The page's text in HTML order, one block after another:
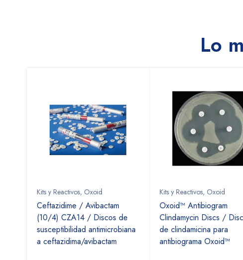
Lo
Kits y Reactivos, Oxoid
Ceftazidime / Avibactam
(10/4) CZA14 / Discos de
susceptibilidad antimicrobiana
a ceftazidima/avibactam
Kits y Reactivos, Oxoid
Oxoid™ Antibiogram
Clindamycin Discs /
de clindamicina para
antibiograma Oxoid™